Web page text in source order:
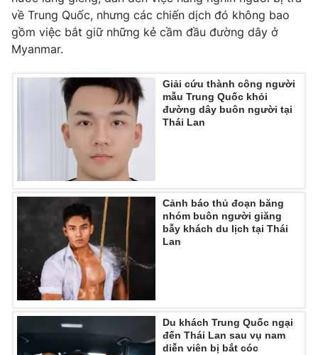
về Trung Quốc, nhưng các chiến dịch đó không bao
gồm việc bắt giữ những kẻ cầm đầu đường dây ở
Myanmar.
Giải cứu thành công người
mẫu Trung Quốc khỏi
đường dây buôn người tại
Thái Lan
Cảnh báo thủ đoạn băng
nhóm buôn người giăng
bẫy khách du lịch tại Thái
Lan
Du khách Trung Quốc ngại
đến Thái Lan sau vụ nam
diễn viên bị bắt cóc